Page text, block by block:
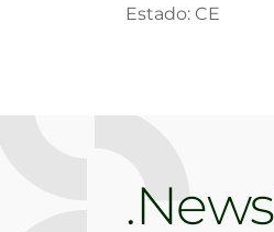
Estado: CE